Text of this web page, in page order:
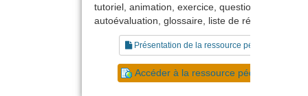
tutoriel, animation, exercice, questionnaire,
autoévaluation, glossaire, liste de références
Présentation de la ressource pédagogique
Accéder à la ressource pédagogique